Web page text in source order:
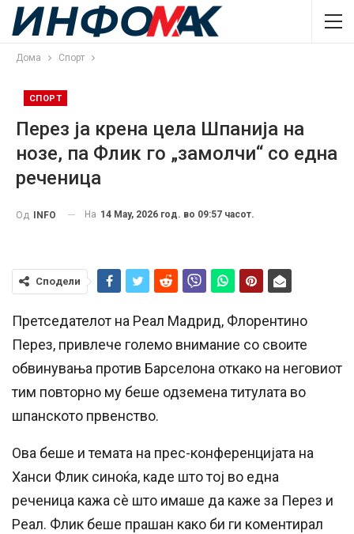
Дома Спорт
СПОРТ
Перез ја крена цела Шпанија на
нозе, па Флик го „замолчи“ со една
реченица
Од INFO На 14 May, 2026 год. во 09:57 часот.
Сподели
Претседателот на Реал Мадрид, Флорентино
Перез, привлече големо внимание со своите
обвинувања против Барселона откако на неговиот
тим повторно му беше одземена титулата во
шпанското првенство.
Ова беше и темата на прес-конференцијата на
Ханси Флик синоќа, каде што тој во една
реченица кажа сè што имаше да каже за Перез и
Реал. Флик беше прашан како би ги коментирал